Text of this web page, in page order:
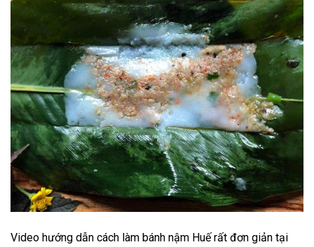
Video hướng dẫn cách làm bánh nậm Huế rất đơn giản tại